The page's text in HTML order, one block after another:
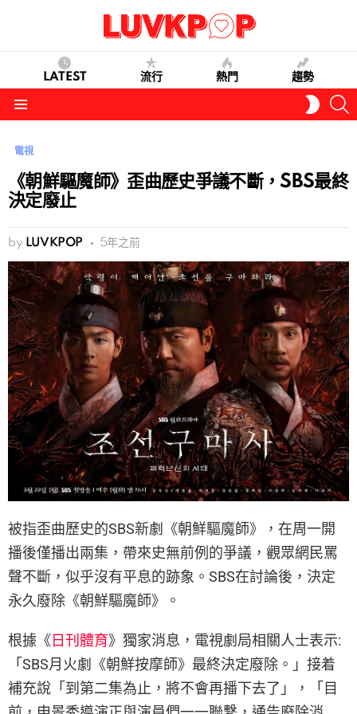
LATEST 流行 熱門 趨勢
SKIN
電視
《朝鮮驅魔師》歪曲歷史爭議不斷，SBS最終
決定廢止
by LUVKPOP 5年之前
被指歪曲歷史的SBS新劇《朝鮮驅魔師》，在周一開
播後僅播出兩集，帶來史無前例的爭議，觀眾網民罵
聲不斷，似乎沒有平息的跡象。SBS在討論後，決定
永久廢除《朝鮮驅魔師》。
根據《日刊體育》獨家消息，電視劇局相關人士表示:
「SBS月火劇《朝鮮按摩師》最終決定廢除。」接着
補充說「到第二集為止，將不會再播下去了」，「目